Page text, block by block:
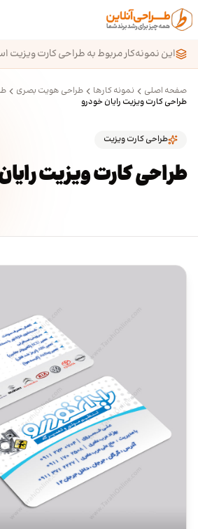
پرش به محتوای اصلی
این نمونه‌کار مربوط به طراحی کارت ویزیت
صفحه اصلی نمونه کارها طراحی هویت بصری
طراحی کارت ویزیت رایان خودرو
طراحی کارت ویزیت
طراحی کارت ویزیت